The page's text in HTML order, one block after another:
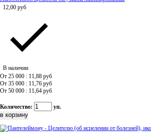
12,00 руб
В наличии
От 25 000 : 11,88 руб
От 35 000 : 11,76 руб
От 50 000 : 11,64 руб
Количество: уп.